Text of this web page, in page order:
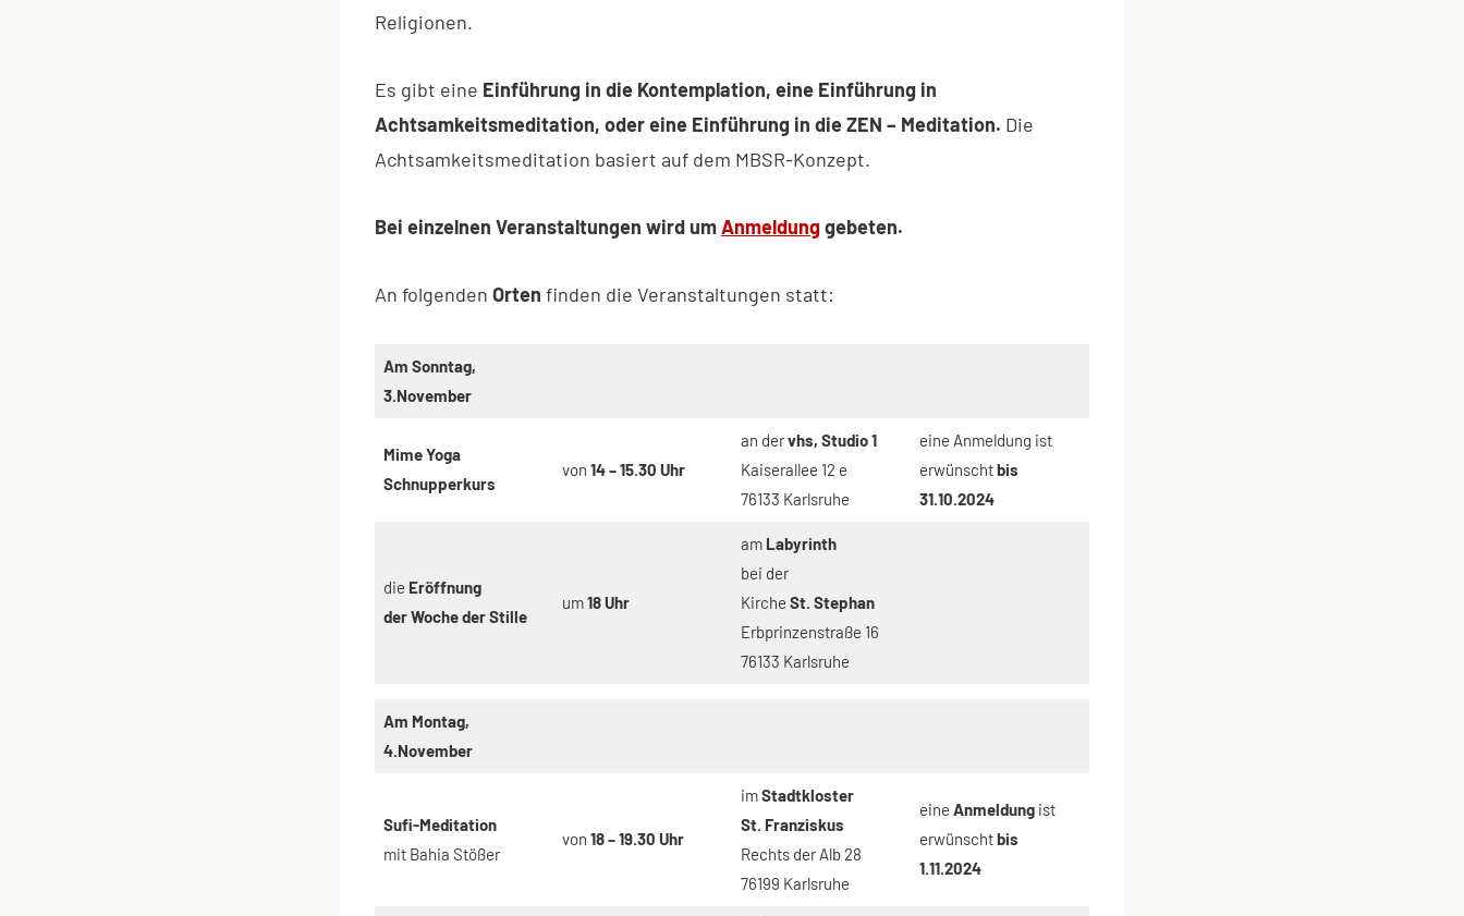
Religionen.
Es gibt eine Einführung in die Kontemplation, eine Einführung in
Achtsamkeitsmeditation, oder eine Einführung in die ZEN – Meditation. Die
Achtsamkeitsmeditation basiert auf dem MBSR-Konzept.
Bei einzelnen Veranstaltungen wird umAnmeldunggebeten.
An folgenden Orten finden die Veranstaltungen statt:
Am Sonntag,
3.November
Mime Yoga
Schnupperkurs
von 14 – 15.30 Uhr
an dervhs, Studio 1
Kaiserallee 12 e
76133 Karlsruhe
eine Anmeldung ist
erwünschtbis
31.10.2024
die Eröffnung
der Woche der Stille
um18 Uhr
am Labyrinth
bei der
Kirche St. Stephan
Erbprinzenstraße 16
76133 Karlsruhe
Am Montag,
4.November
Sufi-Meditation
mit Bahia Stößer
von 18 – 19.30 Uhr
imStadtkloster
St. Franziskus
Rechts der Alb 28
76199 Karlsruhe
eine Anmeldung ist
erwünschtbis
1.11.2024